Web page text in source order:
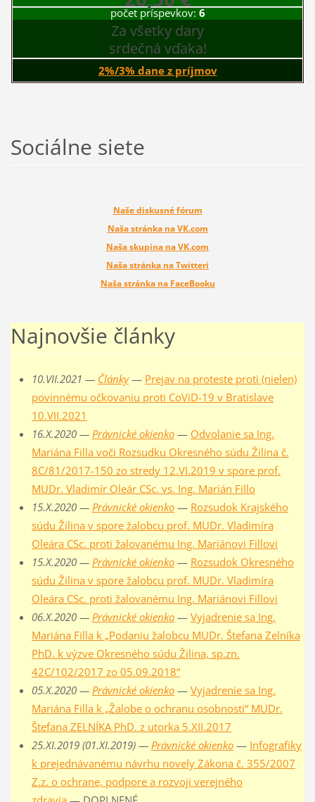
počet príspevkov: 6
Za všetky dary
srdečná vďaka!
2%/3% dane z príjmov
Sociálne siete
Naše diskusné fórum
Naša stránka na VK.com
Naša skupina na VK.com
Naša stránka na Twitteri
Naša stránka na FaceBooku
Najnovšie články
10.VII.2021 — Články— Prejav na proteste proti (nielen)
povinnému očkovaniu proti CoViD-19 v Bratislave
10.VII.2021
16.X.2020 — Právnické okienko— Odvolanie sa Ing.
Mariána Filla voči Rozsudku Okresného súdu Žilina č.
8C/81/2017-150 zo stredy 12.VI.2019 v spore prof.
MUDr. Vladimír Oleár CSc. vs. Ing. Marián Fillo
15.X.2020 — Právnické okienko— Rozsudok Krajského
súdu Žilina v spore žalobcu prof. MUDr. Vladimíra
Oleára CSc. proti žalovanému Ing. Mariánovi Fillovi
15.X.2020 — Právnické okienko— Rozsudok Okresného
súdu Žilina v spore žalobcu prof. MUDr. Vladimíra
Oleára CSc. proti žalovanému Ing. Mariánovi Fillovi
06.X.2020 — Právnické okienko— Vyjadrenie sa Ing.
Mariána Filla k „Podaniu žalobcu MUDr. Štefana Zelníka
PhD. k výzve Okresného súdu Žilina, sp.zn.
42C/102/2017 zo 05.09.2018“
05.X.2020 — Právnické okienko— Vyjadrenie sa Ing.
Mariána Filla k „Žalobe o ochranu osobnosti“ MUDr.
Štefana ZELNÍKA PhD. z utorka 5.XII.2017
25.XI.2019 (01.XI.2019) — Právnické okienko— Infografiky
k prejednávanému návrhu novely Zákona č. 355/2007
Z.z. o ochrane, podpore a rozvoji verejného